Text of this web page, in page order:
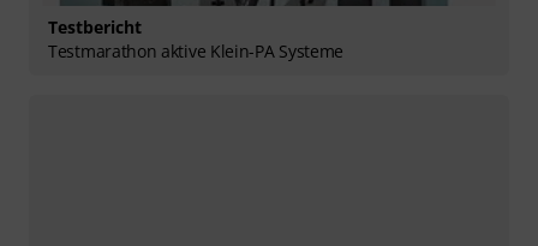
Testbericht
Testmarathon aktive Klein-PA Systeme